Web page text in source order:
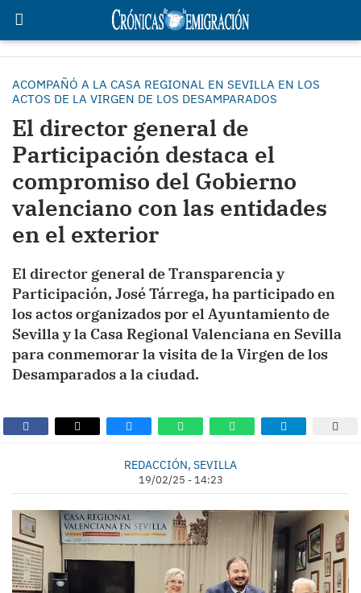
ACOMPAÑÓ A LA CASA REGIONAL EN SEVILLA EN LOS
ACTOS DE LA VIRGEN DE LOS DESAMPARADOS
El director general de
Participación destaca el
compromiso del Gobierno
valenciano con las entidades
en el exterior
El director general de Transparencia y
Participación, José Tárrega, ha participado en
los actos organizados por el Ayuntamiento de
Sevilla y la Casa Regional Valenciana en Sevilla
para conmemorar la visita de la Virgen de los
Desamparados a la ciudad.
REDACCIÓN, SEVILLA
19/02/25 - 14:23